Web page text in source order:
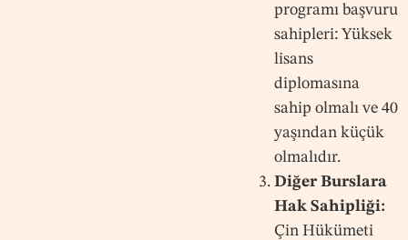
programı başvuru
sahipleri: Yüksek
lisans
diplomasına
sahip olmalı ve 40
yaşından küçük
olmalıdır.
Diğer Burslara
Hak Sahipliği:
Çin Hükümeti